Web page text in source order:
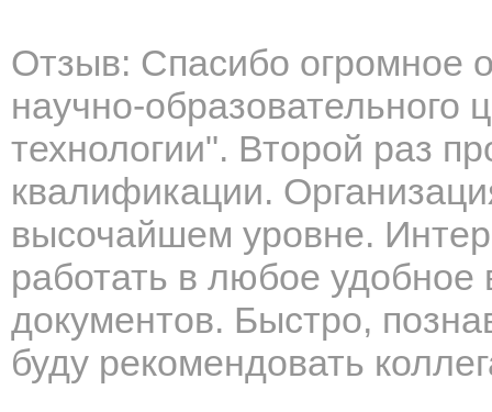
Отзыв: Спасибо огромное
научно-
технологии". Второй раз
квалификации.
высочайшем уровне.
работать в любое удобное
документов. Быстро,
буду рекомендовать